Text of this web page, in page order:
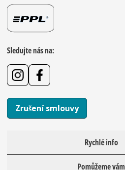
Sledujte nás na:
Zrušení smlouvy
Rychlé info
Pomůžeme vám